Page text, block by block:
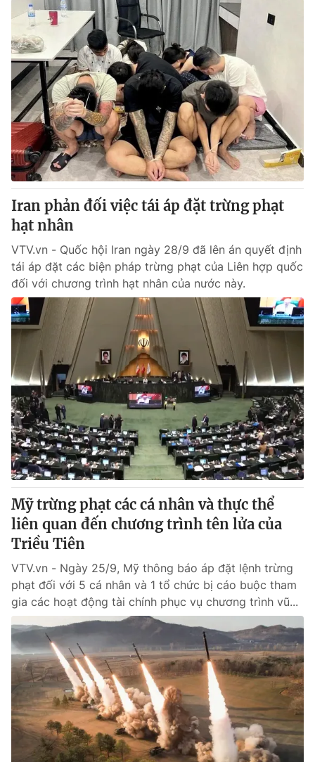
Iran phản đối việc tái áp đặt trừng phạt
hạt nhân
VTV.vn - Quốc hội Iran ngày 28/9 đã lên án quyết định
tái áp đặt các biện pháp trừng phạt của Liên hợp quốc
đối với chương trình hạt nhân của nước này.
Mỹ trừng phạt các cá nhân và thực thể
liên quan đến chương trình tên lửa của
Triều Tiên
VTV.vn - Ngày 25/9, Mỹ thông báo áp đặt lệnh trừng
phạt đối với 5 cá nhân và 1 tổ chức bị cáo buộc tham
gia các hoạt động tài chính phục vụ chương trình vũ...